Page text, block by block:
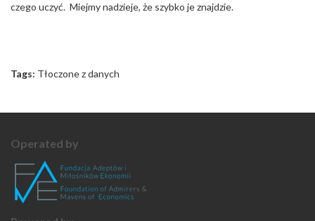
czego uczyć. Miejmy nadzieje, że szybko je znajdzie.
Tags: Tłoczone z danych
Operated by